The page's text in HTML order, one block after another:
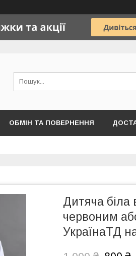
ОБМІН ТА ПОВЕРНЕННЯ
Дитяча
червоним
УкраїнаТД